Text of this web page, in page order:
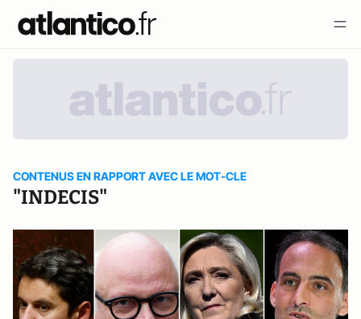
CONTENUS EN RAPPORT AVEC LE MOT-CLE
"INDECIS"